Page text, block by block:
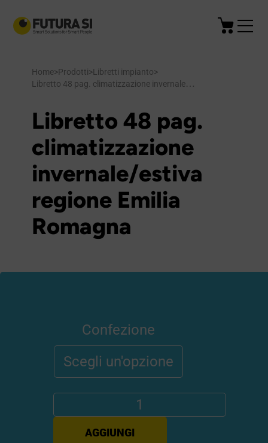
Home>Prodotti>Libretti impianto>
Libretto 48 pag. climatizzazione invernale/estiva regione Emilia Romagna
Libretto 48 pag.
climatizzazione
invernale/estiva
regione Emilia
Romagna
Confezione
AGGIUNGI